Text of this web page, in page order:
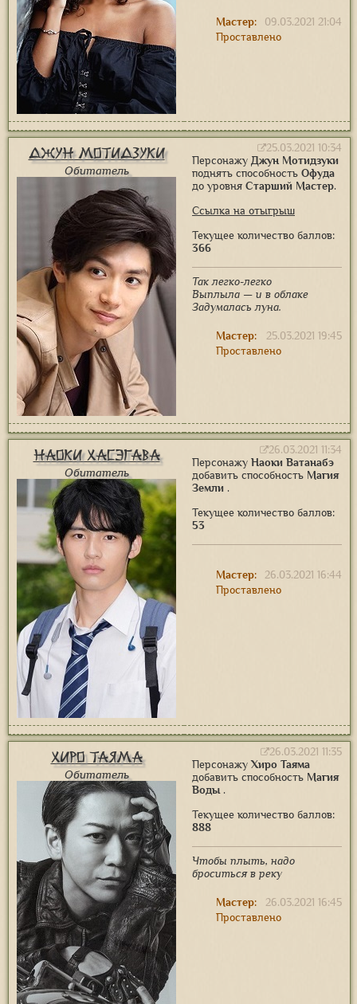
09.03.2021 21:04
Мастер:
Проставлено
Джун Мотидзуки
Обитатель
25.03.2021 10:34
Персонажу Джун Мотидзуки
поднять способность Офуда
до уровня Старший Мастер.
Ссылка на отыгрыш
Текущее количество баллов:
366
Так легко-легко
Выплыла — и в облаке
Задумалась луна.
25.03.2021 19:45
Мастер:
Проставлено
Наоки Хасэгава
Обитатель
26.03.2021 11:34
Персонажу Наоки Ватанабэ
добавить способность Магия
Земли .
Текущее количество баллов:
53
26.03.2021 16:44
Мастер:
Проставлено
Хиро Таяма
Обитатель
26.03.2021 11:35
ПерсонажуХиро Таяма
добавить способность Магия
Воды.
Текущее количество баллов:
888
Чтобы плыть, надо
броситься в реку
26.03.2021 16:45
Мастер:
Проставлено